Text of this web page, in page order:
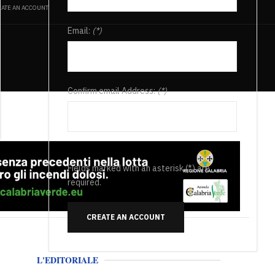
AN ACCOUNT
Email: (*)
Confirm email Address:(*)
Fields marked with an asterisk (*) are
required.
CREATE AN ACCOUNT
L'EDITORIALE